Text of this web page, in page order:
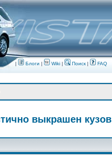
| Блоги | Wiki | Поиск| FAQ
выкрашен кузов